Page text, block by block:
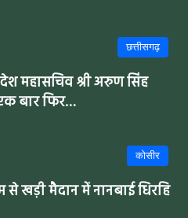
छत्तीसगढ़
महासचिव श्री अरुण सिंह
बार फिर…
कोसीर
खड़ी मैदान में नानबाई धिरहि